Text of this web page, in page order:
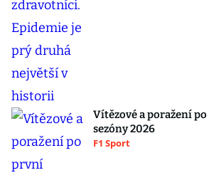
Vítězové a poražení
sezóny 2026
F1 Sport